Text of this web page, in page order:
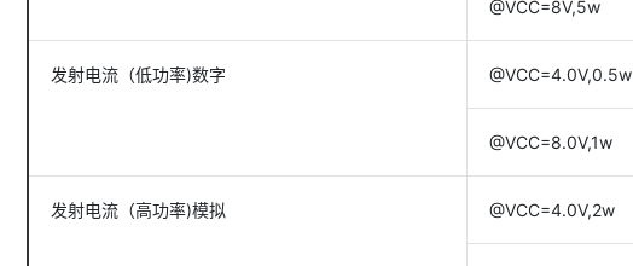
@VCC=8V,5w
发射电流（低功率)数字 @VCC=4.0V,0.5w
@VCC=8.0V,1w
发射电流（高功率)模拟 @VCC=4.0V,2w